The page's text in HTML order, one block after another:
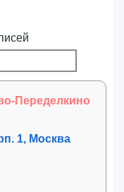
Переделкино
1, Москва